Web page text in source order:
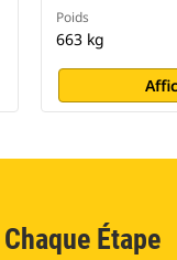
Poids
663 kg
Étape